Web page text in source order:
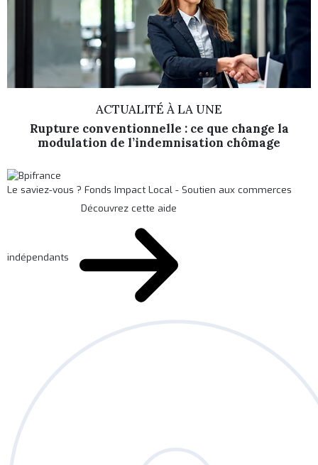
ACTUALITÉ À LA UNE
Rupture conventionnelle : ce que change la
modulation de l’indemnisation chômage
Le saviez-vous ?Fonds Impact Local - Soutien aux commerces
indépendants
Découvrez cette aide